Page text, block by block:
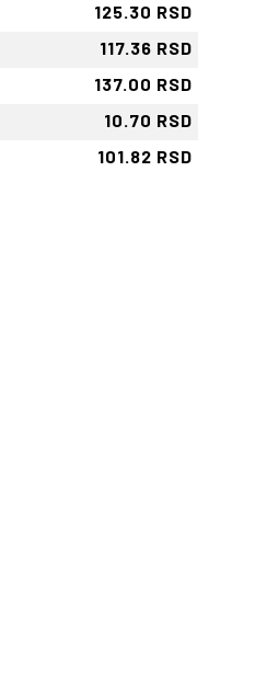
125.30 RSD
117.36 RSD
137.00 RSD
10.70 RSD
101.82 RSD